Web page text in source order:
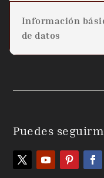
Información
de datos
Puedes